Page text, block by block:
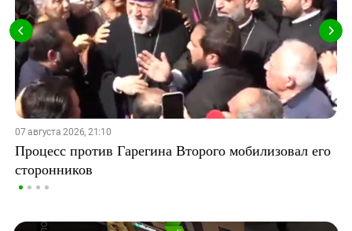
07 августа 2026, 21:10
Процесс против Гарегина Второго мобилизовал его
сторонников